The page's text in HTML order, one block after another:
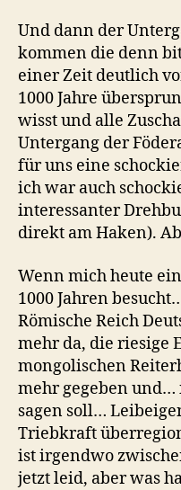
Und dann der
kommen die denn
einer Zeit deutlich
1000 Jahre
wisst und alle
Untergang der
für uns eine
ich war auch
interessanter
direkt am Haken).
Wenn mich heute
1000 Jahren
Römische Reich
mehr da, die riesige
mongolischen
mehr gegeben
sagen soll…
Triebkraft
ist irgendwo
jetzt leid, aber was